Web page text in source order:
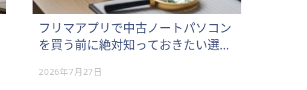
フリマアプリで中古ノートパソコン
を買う前に絶対知っておきたい選び
2026年7月27日